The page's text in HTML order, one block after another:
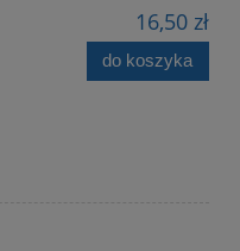
16,50 zł
do koszyka